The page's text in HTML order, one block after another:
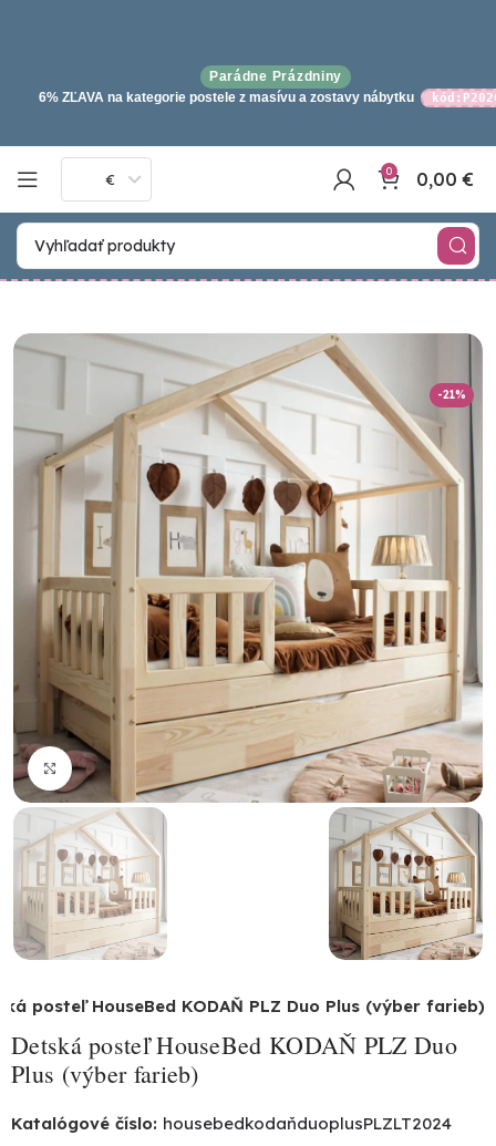
Parádne Prázdniny
6% ZĽAVA na kategorie postele z masívu a zostavy nábytku
€ 0 0,00€
-21%
Click to enlarge
posteľ HouseBed KODAŇ PLZ Duo Plus (výber farieb)
Detská posteľ HouseBed KODAŇ PLZ Duo
Plus (výber farieb)
Katalógové číslo: housebedkodaňduoplusPLZLT2024